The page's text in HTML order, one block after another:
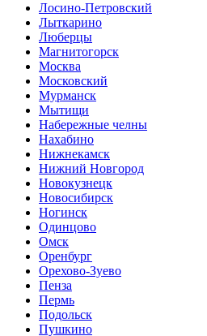
Лосино-Петровский
Лыткарино
Люберцы
Магнитогорск
Москва
Московский
Мурманск
Мытищи
Набережные челны
Нахабино
Нижнекамск
Нижний Новгород
Новокузнецк
Новосибирск
Ногинск
Одинцово
Омск
Оренбург
Орехово-Зуево
Пенза
Пермь
Подольск
Пушкино